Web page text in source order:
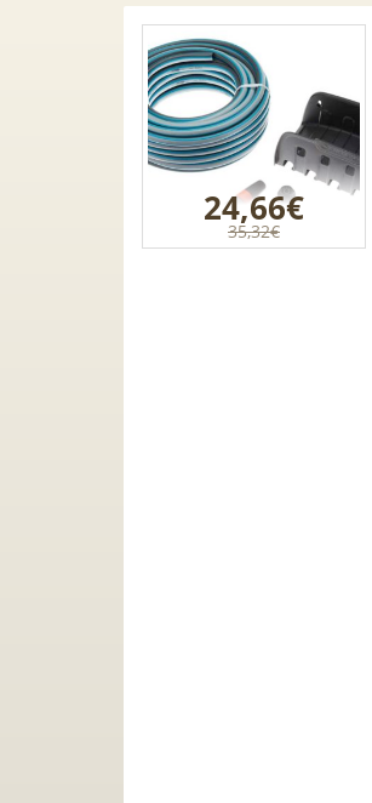
24,66€
35,32€